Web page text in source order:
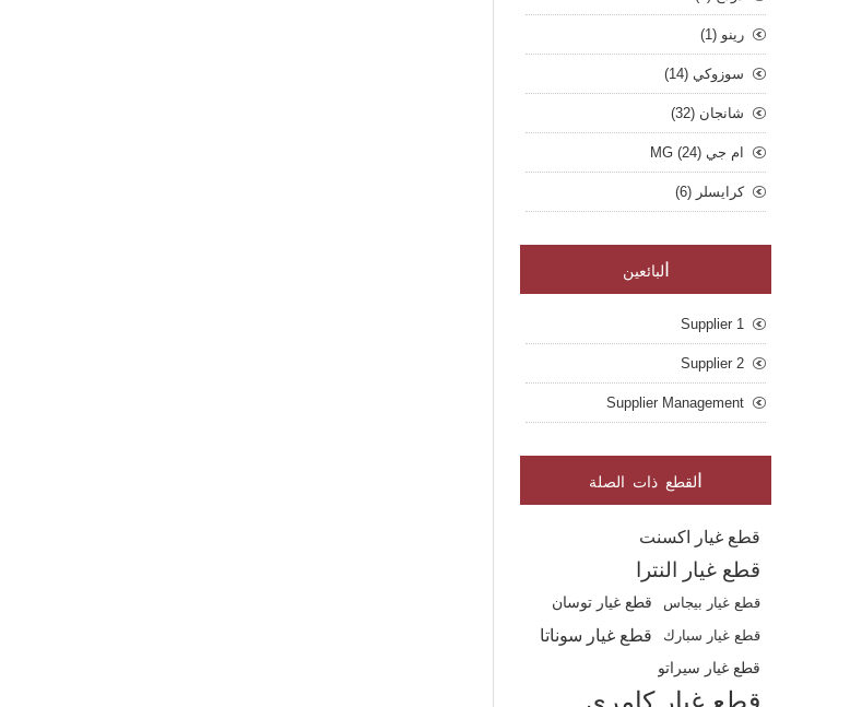
رينو (1)
سوزوكي (14)
شانجان (32)
ام جي MG (24)
كرايسلر (6)
لبائعين
Supplier 1
Supplier 2
Supplier Management
لقطع ذات الصلة
قطع غيار اكسنت
قطع غيار النترا
قطع غيار بيجاس
قطع غيار توسان
قطع غيار سبارك
قطع غيار سوناتا
قطع غيار سيراتو